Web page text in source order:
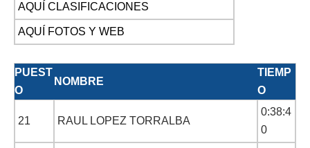
AQUÍ CLASIFICACIONES
AQUÍ FOTOS Y WEB
PUEST
O
NOMBRE
TIEMP
O
21 RAUL LOPEZ TORRALBA
0:38:4
0